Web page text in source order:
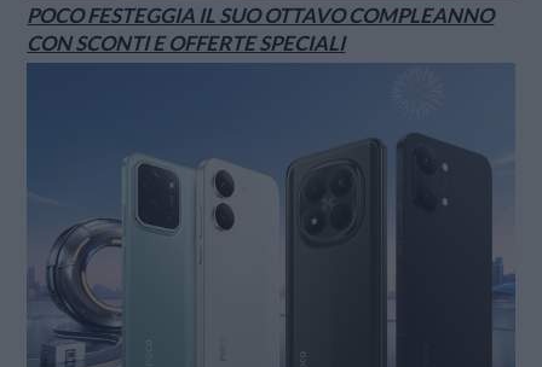
POCO FESTEGGIA IL SUO OTTAVO COMPLEANNO
CON SCONTI E OFFERTE SPECIALI